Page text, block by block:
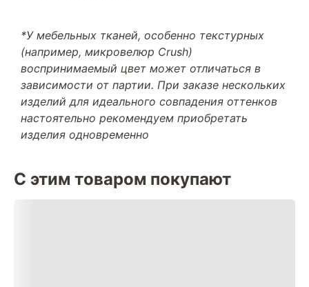
*У мебельных тканей, особенно текстурных
(например, микровелюр Crush)
воспринимаемый цвет может отличаться в
зависимости от партии. При заказе нескольких
изделий для идеального совпадения оттенков
настоятельно рекомендуем приобретать
изделия одновременно
С этим товаром покупают